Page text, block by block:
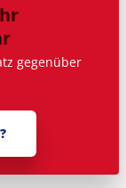
gegenüber